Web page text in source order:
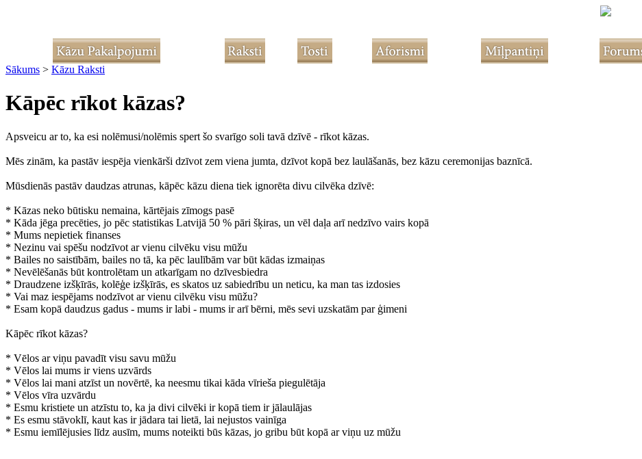
Sākums > Kāzu Raksti
Kāpēc rīkot kāzas?
Apsveicu ar to, ka esi nolēmusi/nolēmis spert šo svarīgo soli tavā dzīvē - rīkot kāzas.
Mēs zinām, ka pastāv iespēja vienkārši dzīvot zem viena jumta, dzīvot kopā bez laulāšanās, bez kāzu ceremonijas baznīcā.
Mūsdienās pastāv daudzas atrunas, kāpēc kāzu diena tiek ignorēta divu cilvēka dzīvē:
* Kāzas neko būtisku nemaina, kārtējais zīmogs pasē
* Kāda jēga precēties, jo pēc statistikas Latvijā 50 % pāri šķiras, un vēl daļa arī nedzīvo vairs kopā
* Mums nepietiek finanses
* Nezinu vai spēšu nodzīvot ar vienu cilvēku visu mūžu
* Bailes no saistībām, bailes no tā, ka pēc laulībām var būt kādas izmaiņas
* Nevēlēšanās būt kontrolētam un atkarīgam no dzīvesbiedra
* Draudzene izšķīrās, kolēģe izšķīrās, es skatos uz sabiedrību un neticu, ka man tas izdosies
* Vai maz iespējams nodzīvot ar vienu cilvēku visu mūžu?
* Esam kopā daudzus gadus - mums ir labi - mums ir arī bērni, mēs sevi uzskatām par ģimeni
Kāpēc rīkot kāzas?
* Vēlos ar viņu pavadīt visu savu mūžu
* Vēlos lai mums ir viens uzvārds
* Vēlos lai mani atzīst un novērtē, ka neesmu tikai kāda vīrieša piegulētāja
* Vēlos vīra uzvārdu
* Esmu kristiete un atzīstu to, ka ja divi cilvēki ir kopā tiem ir jālaulājas
* Es esmu stāvoklī, kaut kas ir jādara tai lietā, lai nejustos vainīga
* Esmu iemīlējusies līdz ausīm, mums noteikti būs kāzas, jo gribu būt kopā ar viņu uz mūžu